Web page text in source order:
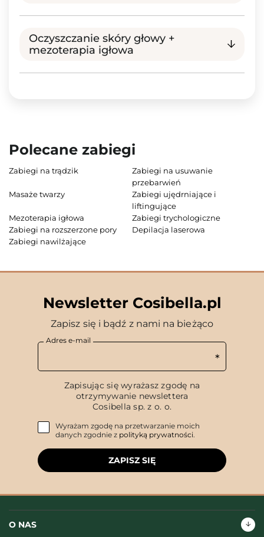
Oczyszczanie skóry głowy +
mezoterapia igłowa
Polecane zabiegi
Zabiegi na trądzik
Zabiegi na usuwanie
przebarwień
Masaże twarzy
Zabiegi ujędrniające i
liftingujące
Mezoterapia igłowa
Zabiegi trychologiczne
Zabiegi na rozszerzone pory
Depilacja laserowa
Zabiegi nawilżające
Newsletter Cosibella.pl
Zapisz się i bądź z nami na bieżąco
Adres e-mail
Zapisując się wyrażasz zgodę na
otrzymywanie newslettera
Cosibella sp. z o. o.
Wyrażam zgodę na przetwarzanie moich
danych zgodnie z polityką prywatności.
ZAPISZ SIĘ
O NAS